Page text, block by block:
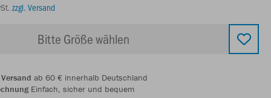
zzgl. Versand
Bitte Größe wählen
ab 60 € innerhalb Deutschland
Einfach, sicher und bequem